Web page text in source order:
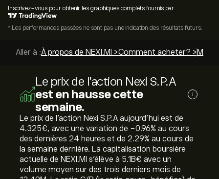
Inscrivez-vous pour obtenir les graphiques complets fournis par
* Les performances passées ne sont pas une indication des résultats futurs.
Aller à :À propos de NEXI.MI >Comment acheter? >
Le prix de l'action Nexi S.P.A
est en hausse cette
semaine.
i
Le prix de l'action Nexi S.P.A aujourd'hui est de
4.325‎€‎, avec une variation de ‎-0.96‎% au cours
des dernières 24 heures et de ‎2.29‎% au cours de
la semaine dernière. La capitalisation boursière
actuelle de NEXI.MI s'élève à 5.1B‎€‎ avec un
volume moyen sur des trois derniers mois de